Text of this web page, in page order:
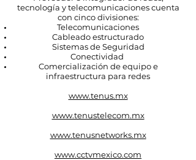
tecnología y telecomunicaciones cuenta
con cinco divisiones:
Telecomunicaciones
Cableado estructurado
Sistemas de Seguridad
Conectividad
Comercialización de equipo e
infraestructura para redes
www.tenus.mx
www.tenustelecom.mx
www.tenusnetworks.mx
www.cctvmexico.com